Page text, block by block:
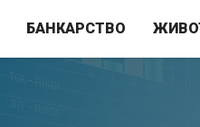
БАНКАРСТВО